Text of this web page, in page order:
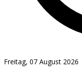
Freitag, 07 August 2026